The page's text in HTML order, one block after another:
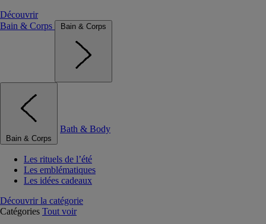
Découvrir
Bain & Corps
Bain & Corps
Bain & Corps
Bath & Body
Les rituels de l’été
Les emblématiques
Les idées cadeaux
Découvrir la catégorie
Catégories Tout voir